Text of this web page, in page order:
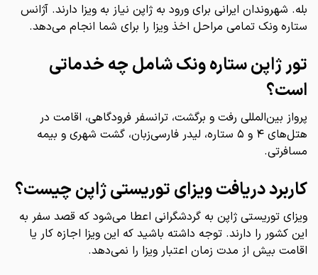
بله. شهروندان ایرانی برای ورود به ژاپن نیاز به ویزا دارند. آژانس
ستاره ونک تمامی مراحل اخذ ویزا را برای شما انجام می‌دهد.
تور ژاپن ستاره ونک شامل چه خدماتی
است؟
پرواز بین‌المللی رفت و برگشت، ترانسفر فرودگاهی، اقامت در
هتل‌های ۴ و ۵ ستاره، لیدر فارسی‌زبان، گشت شهری و بیمه
مسافرتی.
کاربرد دریافت ویزای توریستی ژاپن چیست؟
ویزای توریستی ژاپن به گردشگرانی اعطا می‌شود که قصد سفر به
این کشور را دارند. توجه داشته باشید که این ویزا اجازه کار یا
اقامت بیش از مدت زمان اعتبار ویزا را نمی‌دهد.